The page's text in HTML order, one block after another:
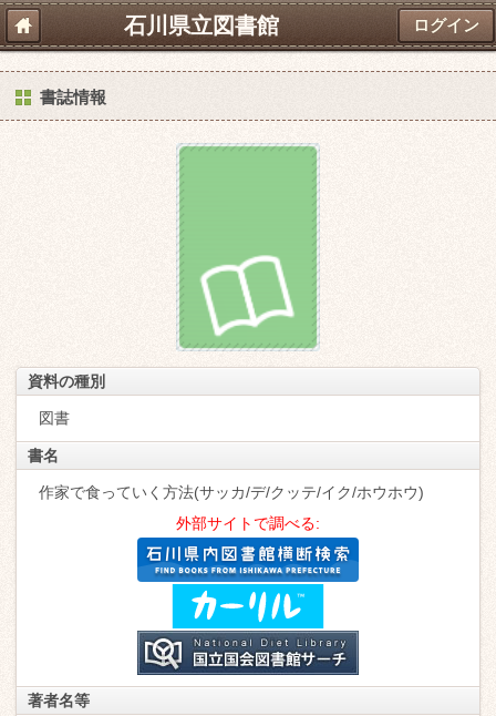
石川県立図書館 ログイン
書誌情報
資料の種別
図書
書名
作家で食っていく方法(サッカ/デ/クッテ/イク/ホウホウ)
外部サイトで調べる:
著者名等